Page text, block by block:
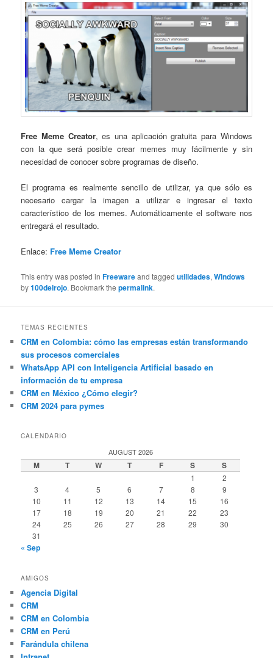
Free Meme Creator, es una aplicación gratuita para Windows
con la que será posible crear memes muy fácilmente y sin
necesidad de conocer sobre programas de diseño.
El programa es realmente sencillo de utilizar, ya que sólo es
necesario cargar la imagen a utilizar e ingresar el texto
característico de los memes. Automáticamente el software nos
entregará el resultado.
Enlace: Free Meme Creator
This entry was posted inFreewareand taggedutilidades,Windows
by100delrojo. Bookmark thepermalink.
TEMAS RECIENTES
CRM en Colombia: cómo las empresas están transformando
sus procesos comerciales
WhatsApp API con Inteligencia Artificial basado en
información de tu empresa
CRM en México ¿Cómo elegir?
CRM 2024 para pymes
CALENDARIO
AUGUST 2026
M T W T F S S
1
2
3
4 5 6 7 8
9
10
11 12 13 14 15
16
17
18 19 20 21 22
23
24
25 26 27 28 29
30
31
« Sep
AMIGOS
Agencia Digital
CRM
CRM en Colombia
CRM en Perú
Farándula chilena